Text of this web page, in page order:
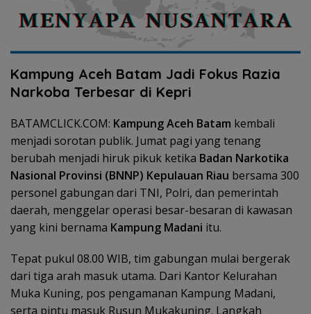
Kampung Aceh Batam Jadi Fokus Razia
Narkoba Terbesar di Kepri
BATAMCLICK.COM: Kampung Aceh Batam kembali
menjadi sorotan publik. Jumat pagi yang tenang
berubah menjadi hiruk pikuk ketika Badan Narkotika
Nasional Provinsi (BNNP) Kepulauan Riau bersama 300
personel gabungan dari TNI, Polri, dan pemerintah
daerah, menggelar operasi besar-besaran di kawasan
yang kini bernama Kampung Madani itu.
Tepat pukul 08.00 WIB, tim gabungan mulai bergerak
dari tiga arah masuk utama. Dari Kantor Kelurahan
Muka Kuning, pos pengamanan Kampung Madani,
serta pintu masuk Rusun Mukakuning. Langkah